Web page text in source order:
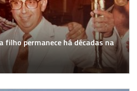
filho permanece há décadas na